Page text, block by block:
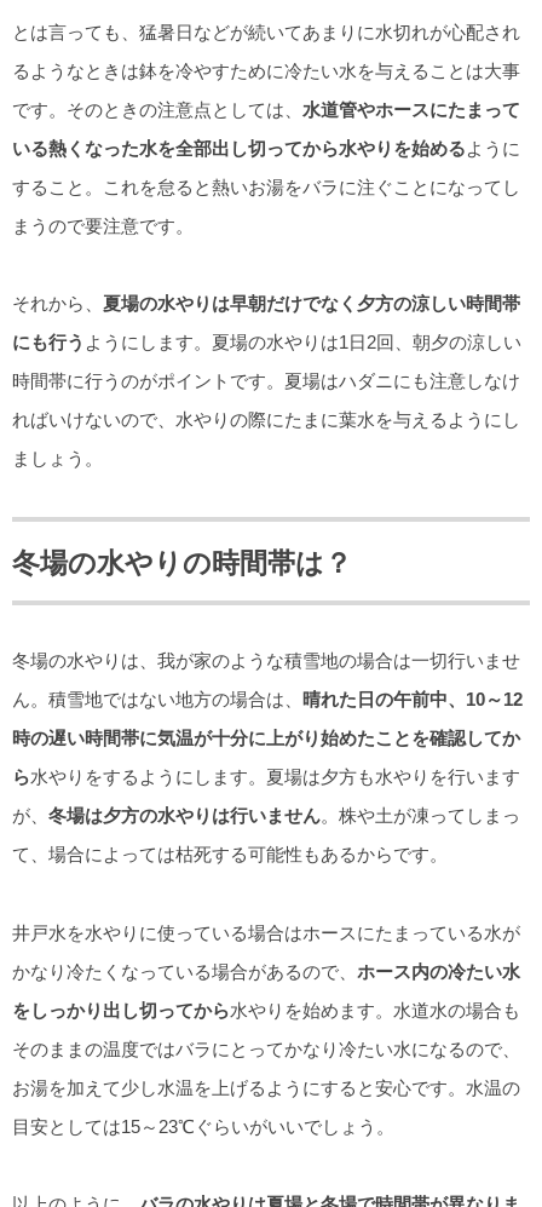
とは言っても、猛暑日などが続いてあまりに水切れが心配され
るようなときは鉢を冷やすために冷たい水を与えることは大事
です。そのときの注意点としては、 水道管やホースにたまって
いる熱くなった水を全部出し切ってから水やりを始めるように
すること。これを怠ると熱いお湯をバラに注ぐことになってし
まうので要注意です。
それから、 夏場の水やりは早朝だけでなく夕方の涼しい時間帯
にも行う ようにします。夏場の水やりは1日2回、朝夕の涼しい
時間帯に行うのがポイントです。夏場はハダニにも注意しなけ
ればいけないので、水やりの際にたまに葉水を与えるようにし
ましょう。
冬場の水やりの時間帯は？
冬場の水やりは、我が家のような積雪地の場合は一切行いませ
ん。積雪地ではない地方の場合は、 晴れた日の午前中、10～12
時の遅い時間帯に気温が十分に上がり始めたことを確認してか
ら水やりをするようにします。夏場は夕方も水やりを行います
が、 冬場は夕方の水やりは行いません。株や土が凍ってしまっ
て、場合によっては枯死する可能性もあるからです。
井戸水を水やりに使っている場合はホースにたまっている水が
かなり冷たくなっている場合があるので、 ホース内の冷たい水
をしっかり出し切ってから水やりを始めます。水道水の場合も
そのままの温度ではバラにとってかなり冷たい水になるので、
お湯を加えて少し水温を上げるようにすると安心です。水温の
目安としては15～23℃ぐらいがいいでしょう。